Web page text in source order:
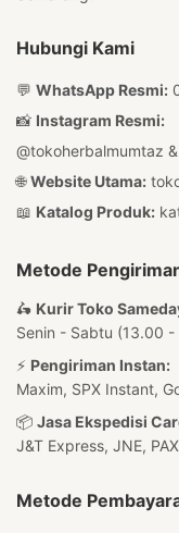
Hubungi Kami
💬 WhatsApp Resmi:
📸 Instagram Resmi:
@tokoherbalmumtaz &
🌐Website Utama:
📖 Katalog Produk:
Metode
🛵 Kurir Toko
Senin - Sabtu (13.00 -
⚡ Pengiriman Instan:
Maxim, SPX Instant,
📦 Jasa Ekspedisi
J&T Express, JNE,
Metode